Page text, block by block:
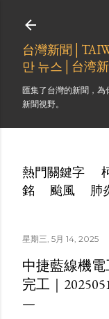
台灣新聞
만 뉴스│台湾
匯集了台灣的新聞，為
新聞視野。
熱門關鍵字
銘
颱風 肺
星期三, 5月 14, 2025
中捷藍線機
完工｜